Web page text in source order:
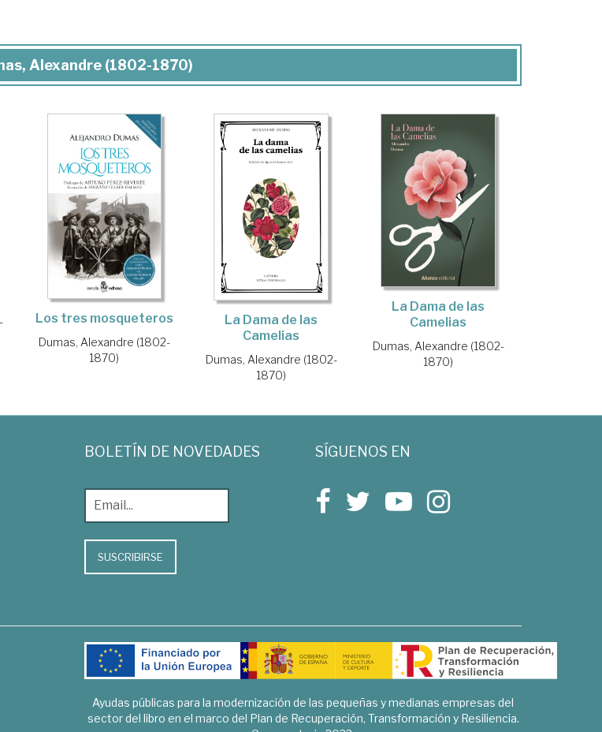
Alexandre (1802-1870)
Los tres mosqueteros
Dumas, Alexandre (1802-
1870)
La Dama de las
Camelias
Dumas, Alexandre (1802-
1870)
La Dama de las
Camelias
Dumas, Alexandre (1802-
1870)
BOLETÍN DE NOVEDADES
SUSCRIBIRSE
SÍGUENOS EN
Ayudas públicas para la modernización de las pequeñas y medianas empresas del
sector del libro en el marco del Plan de Recuperación, Transformación y Resiliencia.